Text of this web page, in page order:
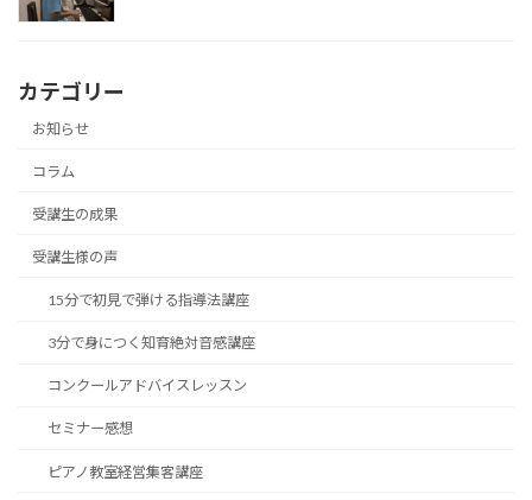
カテゴリー
お知らせ
コラム
受講生の成果
受講生様の声
15分で初見で弾ける指導法講座
3分で身につく知育絶対音感講座
コンクールアドバイスレッスン
セミナー感想
ピアノ教室経営集客講座